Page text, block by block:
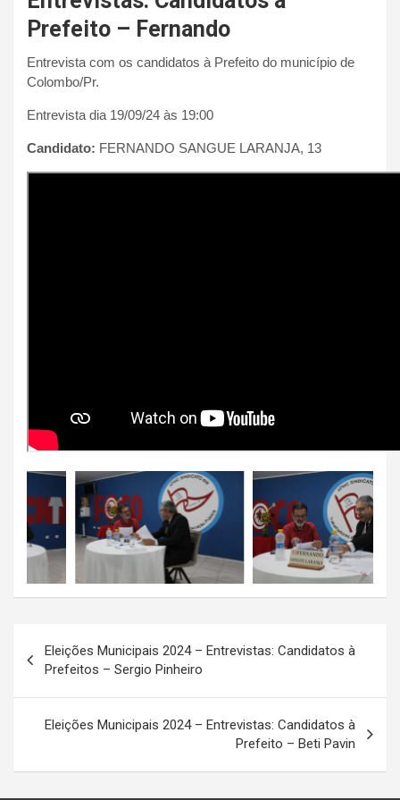
Prefeito – Fernando
Entrevista com os candidatos à Prefeito do município de
Colombo/Pr.
Entrevista dia 19/09/24 às 19:00
Candidato: FERNANDO SANGUE LARANJA, 13
de
Post
Eleições Municipais 2024 – Entrevistas: Candidatos à
Prefeitos – Sergio Pinheiro
Eleições Municipais 2024 – Entrevistas: Candidatos à
Prefeito – Beti Pavin